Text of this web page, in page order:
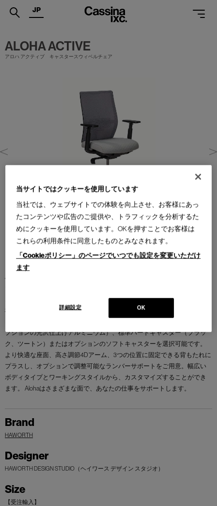
.
PRODUCTS
ONLINE STORE お問合せ
JP
ALOHA ACTIVE
アロハ アクティブ キャスタースウィベルチェア
Alohaは、デスクチェアをより直感的に、そして目的に適うようにしまし
ムで、品質、快適さともに一切の妥協のない座り心地を可能にします。6
種の印象的なメッシュシェード、2色のアクセントカラー（ブラック、フ
プションの光沢仕上げアルミニウム）、標準ハードキャスター（ブラッ
ク、ツートン）またはオプションのソフトキャスターを選択可能です。
より快適な座面、高さ調節4Dアーム、3つの位置に固定できる背もたれに
プラスし、オプションで調整可能なランバーサポートをご用意。幅広い
ボディタイプとワーキングスタイルから、カスタマイズすることができ
ます。 Alohaはさまざまな面で、あなたの仕事をサポートします。
Brand
HAWORTH
Designer
HAWORTH DESIGN STUDIO（ヘイワース デザイン スタジオ）
Size
【受注輸入】
当サイトではクッキーを使用しています
当社では、ウェブサイトでの体験を向上させ、お客様にあっ
たコンテンツや広告のご提供や、トラフィックを分析するた
めにクッキーを使用しています。OKを押すことでお客様は
これらの利用条件に同意したものとみなされます。
「Cookieポリシー」のページでいつでも設定を変更いただけ
ます
OK
詳細設定